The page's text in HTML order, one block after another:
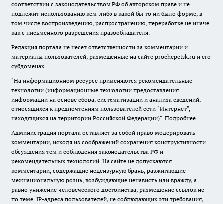
соответствии с законодательством РФ об авторском праве и не
подлежит использованию кем-либо в какой бы то ни было форме, в
том числе воспроизведению, распространению, переработке не иначе
как с письменного разрешения правообладателя.
Редакция портала не несет ответственности за комментарии и
материалы пользователей, размещенные на сайте prochepetsk.ru и его
субдоменах.
"На информационном ресурсе применяются рекомендательные
технологии (информационные технологии предоставления
информации на основе сбора, систематизации и анализа сведений,
относящихся к предпочтениям пользователей сети "Интернет",
находящихся на территории Российской Федерации)". Подробнее
Администрация портала оставляет за собой право модерировать
комментарии, исходя из соображений сохранения конструктивности
обсуждения тем и соблюдения законодательства РФ и
рекомендательных технологий. На сайте не допускаются
комментарии, содержащие нецензурную брань, разжигающие
межнациональную рознь, возбуждающие ненависть или вражду, а
равно унижение человеческого достоинства, размещение ссылок не
по теме. IP-адреса пользователей, не соблюдающих эти требования,